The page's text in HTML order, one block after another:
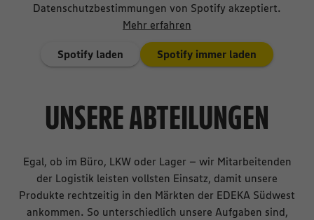
Datenschutzbestimmungen von Spotify akzeptiert.
Mehr erfahren
Spotify laden Spotify immer laden
UNSERE ABTEILUNGEN
Egal, ob im Büro, LKW oder Lager – wir Mitarbeitenden
der Logistik leisten vollsten Einsatz, damit unsere
Produkte rechtzeitig in den Märkten der EDEKA Südwest
ankommen. So unterschiedlich unsere Aufgaben sind,